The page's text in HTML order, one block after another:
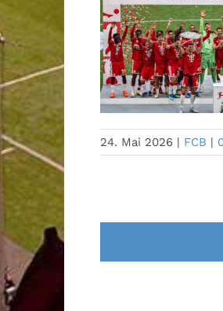
24. Mai 2026 | FCB |